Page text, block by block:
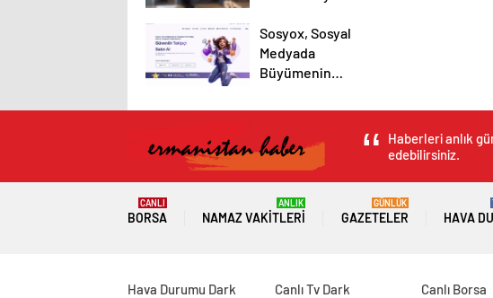
Çevrildi
Sosyox, Sosyal
Medyada
Büyümenin
Olarak Öne Çıkıyor
Haberleri anlık
edebilirsiniz.
BORSA
CANLI
NAMAZ VAKITLERI
ANLIK
GAZETELER
GÜNLÜK
HAVA
Hava Durumu Dark Canlı Tv Dark Canlı Borsa